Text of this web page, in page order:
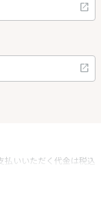
いいただく代金は税込
更となる場合がござい
とに更新されます。最